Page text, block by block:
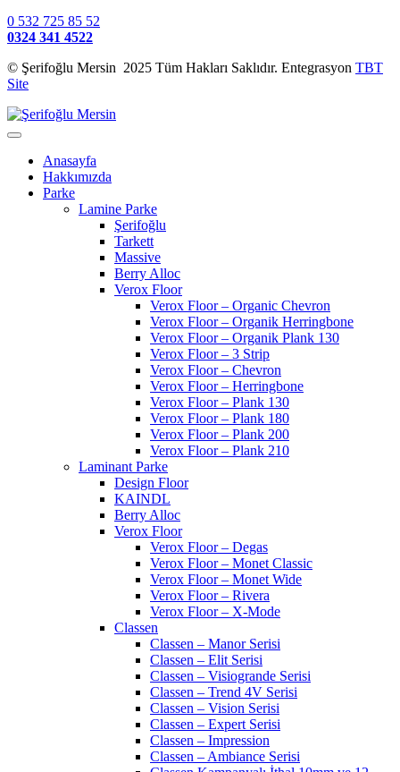
0 532 725 85 52
0324 341 4522
© Şerifoğlu Mersin 2025 Tüm Hakları Saklıdır. Entegrasyon TBT
Site
Anasayfa
Hakkımızda
Parke
Lamine Parke
Şerifoğlu
Tarkett
Massive
Berry Alloc
Verox Floor
Verox Floor – Organic Chevron
Verox Floor – Organik Herringbone
Verox Floor – Organik Plank 130
Verox Floor – 3 Strip
Verox Floor – Chevron
Verox Floor – Herringbone
Verox Floor – Plank 130
Verox Floor – Plank 180
Verox Floor – Plank 200
Verox Floor – Plank 210
Laminant Parke
Design Floor
KAINDL
Berry Alloc
Verox Floor
Verox Floor – Degas
Verox Floor – Monet Classic
Verox Floor – Monet Wide
Verox Floor – Rivera
Verox Floor – X-Mode
Classen
Classen – Manor Serisi
Classen – Elit Serisi
Classen – Visiogrande Serisi
Classen – Trend 4V Serisi
Classen – Vision Serisi
Classen – Expert Serisi
Classen – Impression
Classen – Ambiance Serisi